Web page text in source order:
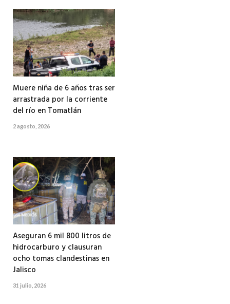
Muere niña de 6 años tras ser
arrastrada por la corriente
del río en Tomatlán
2 agosto, 2026
Aseguran 6 mil 800 litros de
hidrocarburo y clausuran
ocho tomas clandestinas en
Jalisco
31 julio, 2026